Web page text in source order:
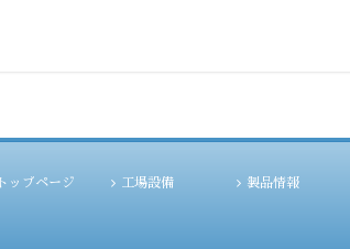
トップページ 工場設備 製品情報